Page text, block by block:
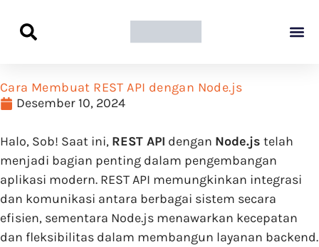
Cara Membuat REST API dengan Node.js
Desember 10, 2024
Halo, Sob! Saat ini, REST API dengan Node.js telah
menjadi bagian penting dalam pengembangan
aplikasi modern. REST API memungkinkan integrasi
dan komunikasi antara berbagai sistem secara
efisien, sementara Node.js menawarkan kecepatan
dan fleksibilitas dalam membangun layanan backend.